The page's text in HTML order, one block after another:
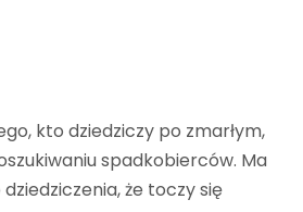
kto dziedziczy po zmarłym,
spadkobierców. Ma
że toczy się